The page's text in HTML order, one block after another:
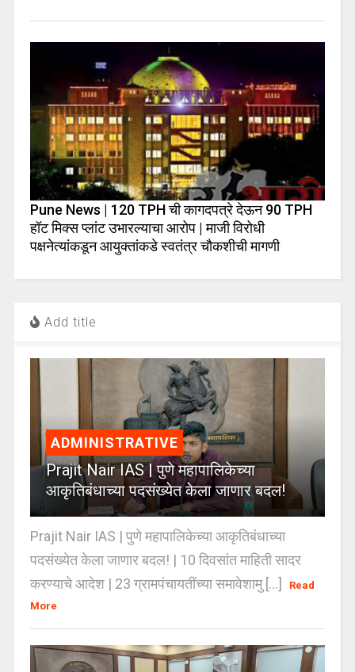
Pune News | 120 TPH ची कागदपत्रे देऊन 90 TPH
हॉट मिक्स प्लांट उभारल्याचा आरोप | माजी विरोधी
पक्षनेत्यांकडून आयुक्तांकडे स्वतंत्र चौकशीची मागणी
Add title
ADMINISTRATIVE
Prajit Nair IAS | पुणे महापालिकेच्या
आकृतिबंधाच्या पदसंख्येत केला जाणार बदल!
Prajit Nair IAS | पुणे महापालिकेच्या आकृतिबंधाच्या
पदसंख्येत केला जाणार बदल! | 10 दिवसांत माहिती सादर
करण्याचे आदेश | 23 ग्रामपंचायतींच्या समावेशामु [...]
Read
More